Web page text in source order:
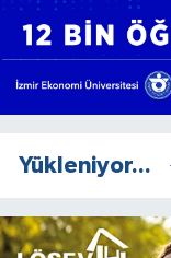
Yükleniyor...